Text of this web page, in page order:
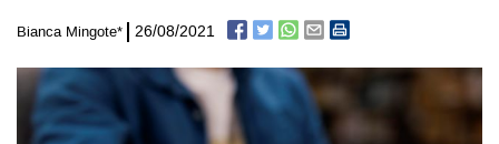
Bianca Mingote* 26/08/2021